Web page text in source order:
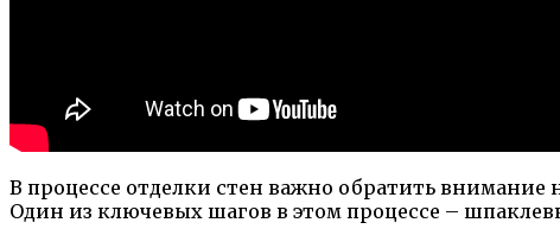
В процессе отделки стен важно обратить
Один из ключевых шагов в этом процессе –